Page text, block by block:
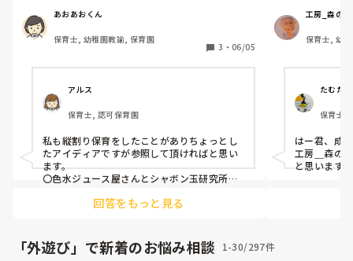
遊びをしていましたが、難しくなりそうで
す…
そこで、テラスで自分は座っていても大丈夫
なようにシャボン玉作りあそびとか、色水遊
びとか？自分は動かなくても大丈夫な遊びを
展開してみようと思っています。
なにかアイデアをください〜😭
あおあおくん
保育士, 幼稚園教諭, 保育園
3 ・ 06/05
アルス
保育士, 認可保育園
私も縦割り保育をしたことがありちょっとし
たアイディアですが参照して頂ければと思い
ます。
〇色水ジュース屋さんとシャボン玉研究所の
ス」などオリジナルジュースを作る遊びで
す。ジュース屋さんごっこに発展させると、
回答をもっと見る
ラ手になって
した…という
た。私は、0
けれど、なか
時間帯もちょ
ぁ〜。
先週、はー君
て、私と目が
なった。少し
工房_森の苺
保育士, 幼
たむたむ
保育士,
はー君、成
工房＿森の
と思います
「外遊び」で新着のお悩み相談 1-30/297件